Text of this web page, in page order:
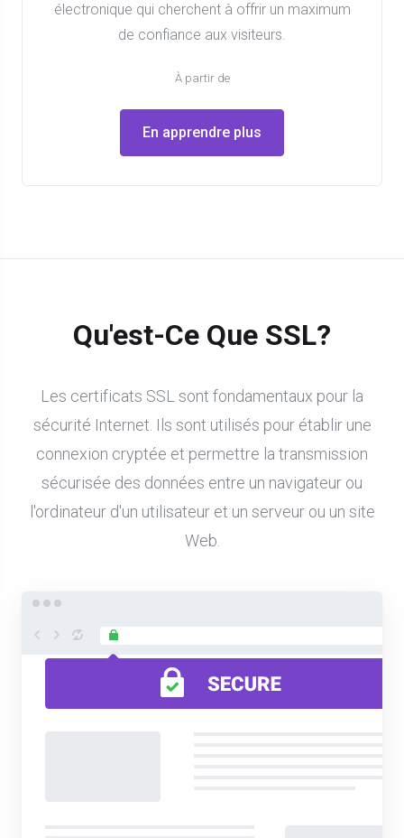
électronique qui cherchent à offrir un maximum
de confiance aux visiteurs.
À partir de
En apprendre plus
Qu'est-Ce Que SSL?
Les certificats SSL sont fondamentaux pour la
sécurité Internet. Ils sont utilisés pour établir une
connexion cryptée et permettre la transmission
sécurisée des données entre un navigateur ou
l'ordinateur d'un utilisateur et un serveur ou un site
Web.